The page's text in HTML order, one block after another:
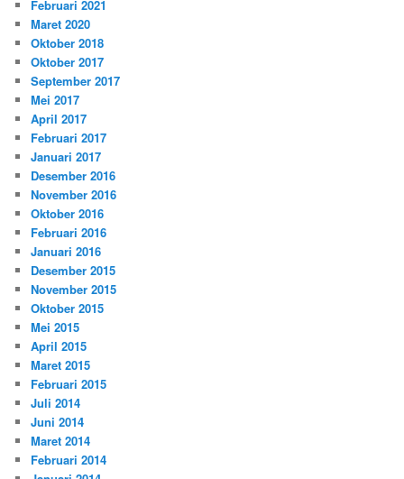
Februari 2021
Maret 2020
Oktober 2018
Oktober 2017
September 2017
Mei 2017
April 2017
Februari 2017
Januari 2017
Desember 2016
November 2016
Oktober 2016
Februari 2016
Januari 2016
Desember 2015
November 2015
Oktober 2015
Mei 2015
April 2015
Maret 2015
Februari 2015
Juli 2014
Juni 2014
Maret 2014
Februari 2014